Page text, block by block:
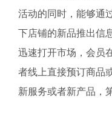
活动的同时，能够通
下店铺的新品推出信
迅速打开市场，会员
者线上直接预订商品
新服务或者新产品，